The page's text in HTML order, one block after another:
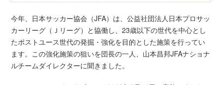
今年、日本サッカー協会（JFA）は、公益社団法人日本プロサッ
カーリーグ（Ｊリーグ）と協働し、23歳以下の世代を中心とし
たポストユース世代の発掘・強化を目的とした施策を行ってい
ます。この強化施策の狙いを団長の一人、山本昌邦JFAナショナ
ルチームダイレクターに聞きました。